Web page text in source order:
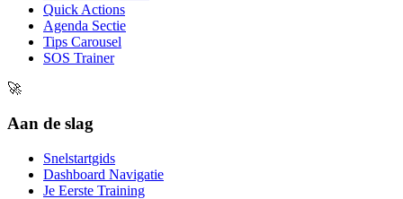
Quick Actions
Agenda Sectie
Tips Carousel
SOS Trainer
🚀
Aan de slag
Snelstartgids
Dashboard Navigatie
Je Eerste Training